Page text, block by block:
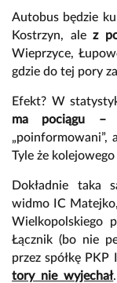
Autobus będzie
Kostrzyn, alez
Wieprzyce,
gdzie do tej pory
Efekt? W
ma pociągu –
„poinformowani”,
Tyle że
Dokładnie taka
widmo IC
Wielkopolskiego
Łącznik (bo nie
przez spółkę
tory nie wyjechał